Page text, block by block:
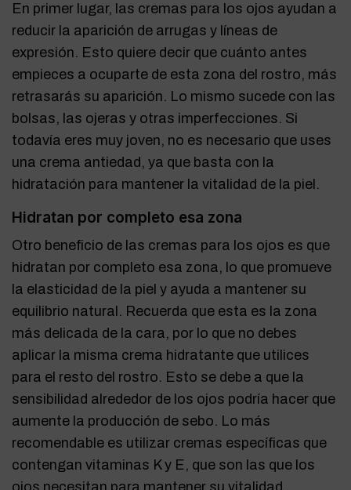
En primer lugar, las cremas para los ojos ayudan a
reducir la aparición de arrugas y líneas de
expresión. Esto quiere decir que cuánto antes
empieces a ocuparte de esta zona del rostro, más
retrasarás su aparición. Lo mismo sucede con las
bolsas, las ojeras y otras imperfecciones. Si
todavía eres muy joven, no es necesario que uses
una crema antiedad, ya que basta con la
hidratación para mantener la vitalidad de la piel.
Hidratan por completo esa zona
Otro beneficio de las cremas para los ojos es que
hidratan por completo esa zona, lo que promueve
la elasticidad de la piel y ayuda a mantener su
equilibrio natural. Recuerda que esta es la zona
más delicada de la cara, por lo que no debes
aplicar la misma crema hidratante que utilices
para el resto del rostro. Esto se debe a que la
sensibilidad alrededor de los ojos podría hacer que
aumente la producción de sebo. Lo más
recomendable es utilizar cremas específicas que
contengan vitaminas K y E, que son las que los